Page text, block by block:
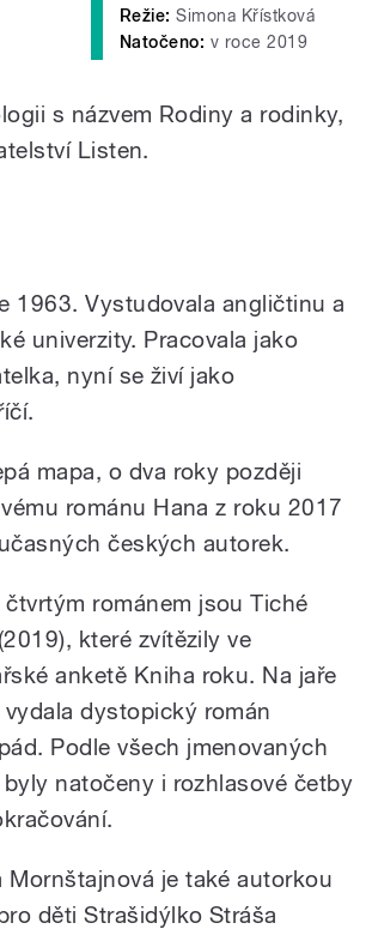
Režie: Simona Křístková
Natočeno: v roce 2019
s názvem Rodiny a rodinky,
Listen.
1963. Vystudovala angličtinu a
univerzity. Pracovala jako
nyní se živí jako
mapa, o dva roky později
románu Hana z roku 2017
českých autorek.
čtvrtým románem jsou Tiché
které zvítězily ve
anketě Kniha roku. Na jaře
dystopický román
Podle všech jmenovaných
natočeny i rozhlasové četby
Mornštajnová je také autorkou
děti Strašidýlko Stráša